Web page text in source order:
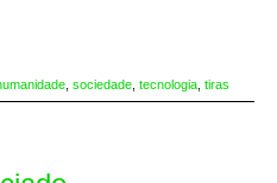
, sociedade, tecnologia, tiras